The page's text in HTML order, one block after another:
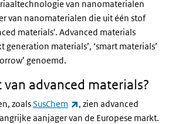
van nanomaterialen
van nanomaterialen die uit één stof
materials'. Advanced materials
generation materials’, ‘smart materials’
genoemd.
advanced materials?
zoalsSusChem (externe link)
, zien advanced
aanjager van de Europese markt.